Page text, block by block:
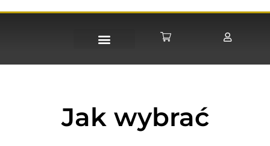
Jak wybrać